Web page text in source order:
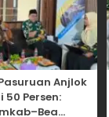
Anjlok
50 Persen: